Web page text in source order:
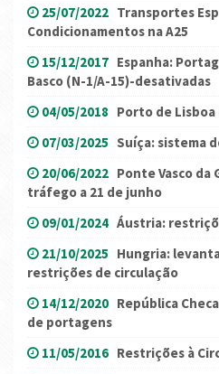
25/07/2022 Transportes
Condicionamentos na A25
15/12/2017 Espanha:
Basco (N-1/A-15)-desativadas
04/05/2018 Porto de Lisboa
07/03/2025 Suíça: sistema
20/06/2022 Ponte Vasco da
tráfego a 21 de junho
09/01/2024 Áustria:
21/10/2025 Hungria:
restrições de circulação
14/12/2020 República
de portagens
11/05/2016 Restrições à